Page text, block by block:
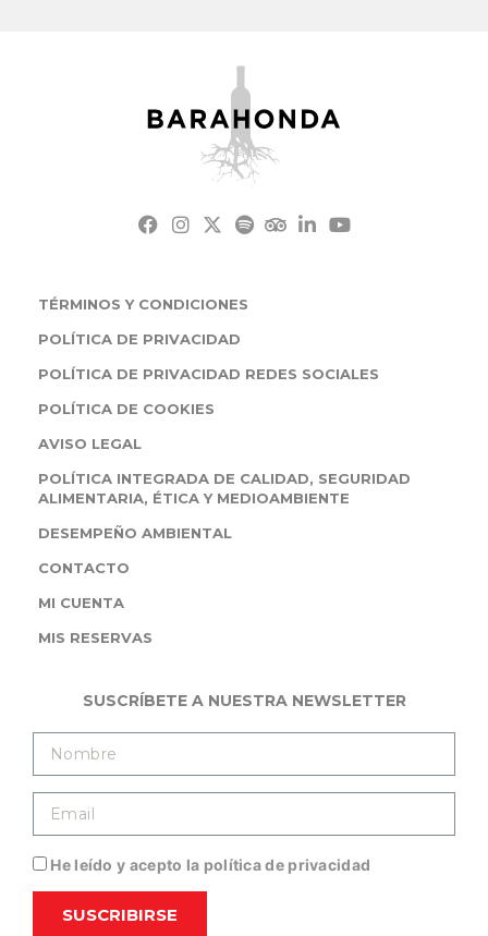
TÉRMINOS Y CONDICIONES
POLÍTICA DE PRIVACIDAD
POLÍTICA DE PRIVACIDAD REDES SOCIALES
POLÍTICA DE COOKIES
AVISO LEGAL
POLÍTICA INTEGRADA DE CALIDAD, SEGURIDAD
ALIMENTARIA, ÉTICA Y MEDIOAMBIENTE
DESEMPEÑO AMBIENTAL
CONTACTO
MI CUENTA
MIS RESERVAS
SUSCRÍBETE A NUESTRA NEWSLETTER
He leído y acepto la política de privacidad